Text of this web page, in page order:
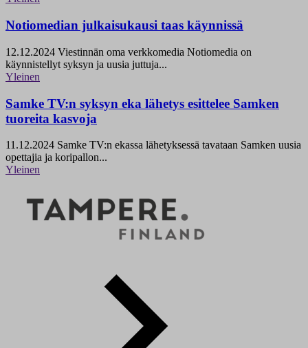
Notiomedian julkaisukausi taas käynnissä
12.12.2024 Viestinnän oma verkkomedia Notiomedia on
käynnistellyt syksyn ja uusia juttuja...
Yleinen
Samke TV:n syksyn eka lähetys esittelee Samken
tuoreita kasvoja
11.12.2024 Samke TV:n ekassa lähetyksessä tavataan Samken uusia
opettajia ja koripallon...
Yleinen